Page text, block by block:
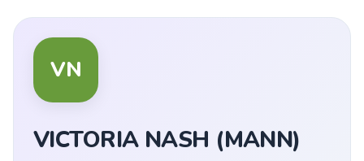
VN
VICTORIA NASH (MANN)